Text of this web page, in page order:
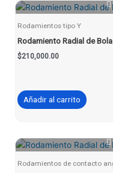
Rodamientos tipo Y
Rodamiento Radial de
$210,000.00
Añadir al carrito
Rodamientos de contacto